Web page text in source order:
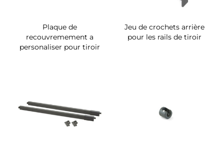
Plaque de
recouvremement a
personaliser pour tiroir
Jeu de crochets arrière
pour les rails de tiroir